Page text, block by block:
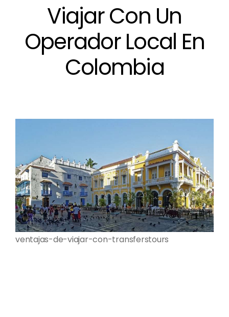
Viajar Con Un
Operador Local En
Colombia
ventajas-de-viajar-con-transferstours